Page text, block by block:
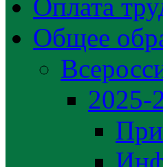
Оплата
Общее
2025-